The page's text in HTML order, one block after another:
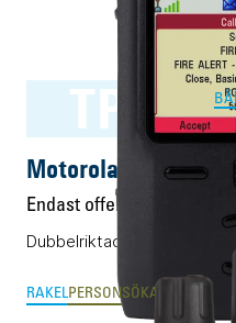
Motorola TPG2200
Endast offert
Dubbelriktad personsökare
RAKELPERSONSÖKARE